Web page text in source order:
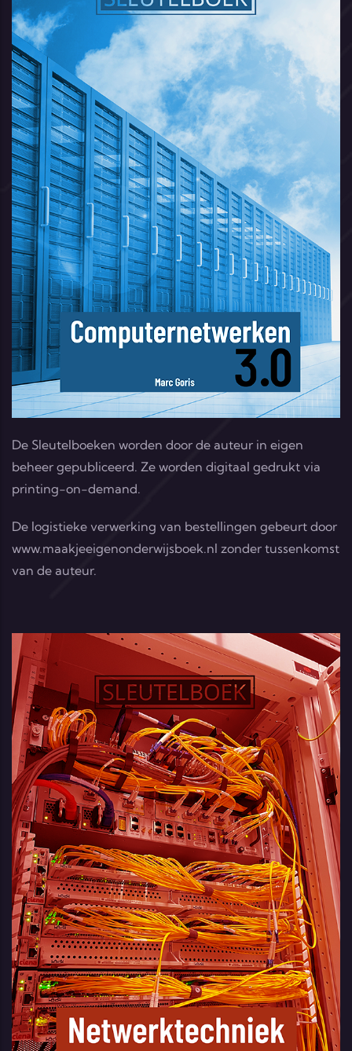
De Sleutelboeken worden door de auteur in eigen
beheer gepubliceerd. Ze worden digitaal gedrukt via
printing-on-demand.
De logistieke verwerking van bestellingen gebeurt door
www.maakjeeigenonderwijsboek.nl zonder tussenkomst
van de auteur.